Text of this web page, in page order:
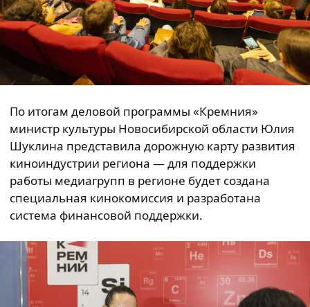
По итогам деловой программы «Кремния»
министр культуры Новосибирской области Юлия
Шуклина представила дорожную карту развития
киноиндустрии региона — для поддержки
работы медиагрупп в регионе будет создана
специальная кинокомиссия и разработана
система финансовой поддержки.